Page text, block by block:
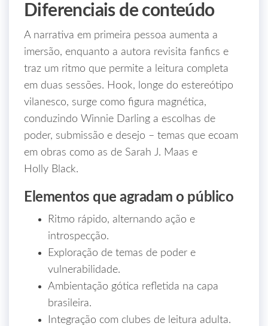
Diferenciais de conteúdo
A narrativa em primeira pessoa aumenta a
imersão, enquanto a autora revisita fanfics e
traz um ritmo que permite a leitura completa
em duas sessões. Hook, longe do estereótipo
vilanesco, surge como figura magnética,
conduzindo Winnie Darling a escolhas de
poder, submissão e desejo – temas que ecoam
em obras como as de Sarah J. Maas e
Holly Black.
Elementos que agradam o público
Ritmo rápido, alternando ação e
introspecção.
Exploração de temas de poder e
vulnerabilidade.
Ambientação gótica refletida na capa
brasileira.
Integração com clubes de leitura adulta.